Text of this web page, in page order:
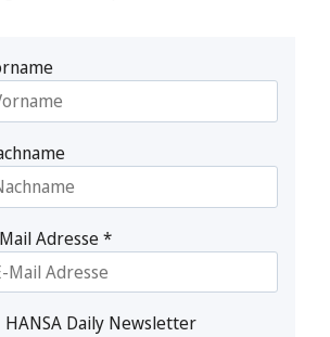
Adresse*
HANSA Daily Newsletter